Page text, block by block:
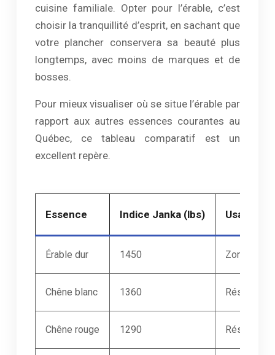
cuisine familiale. Opter pour l’érable, c’est
choisir la tranquillité d’esprit, en sachant que
votre plancher conservera sa beauté plus
longtemps, avec moins de marques et de
bosses.
Pour mieux visualiser où se situe l’érable par
rapport aux autres essences courantes au
Québec, ce tableau comparatif est un
excellent repère.
Essence Indice Janka (lbs) Usage
Érable dur 1450 Zones à
Chêne blanc 1360
Chêne rouge 1290